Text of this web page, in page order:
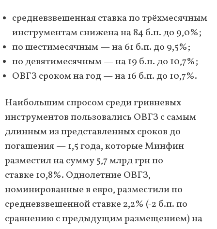
средневзвешенная ставка по трёхмесячным
инструментам снижена на 84 б.п. до 9,0%;
по шестимесячным — на 61 б.п. до 9,5%;
по девятимесячным — на 19 б.п. до 10,7%;
ОВГЗ сроком на год — на 16 б.п. до 10,7%.
Наибольшим спросом среди гривневых
инструментов пользовались ОВГЗ с самым
длинным из представленных сроков до
погашения — 1,5 года, которые Минфин
разместил на сумму 5,7 млрд грн по
ставке 10,8%. Однолетние ОВГЗ,
номинированные в евро, разместили по
средневзвешенной ставке 2,2% (-2 б.п. по
сравнению с предыдущим размещением) на